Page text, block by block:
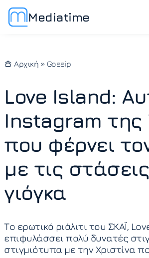
Mediatime
Αρχική » Gossip
Love Island:
Instagram της
που φέρνει
με τις
γιόγκα
Το ερωτικό ριάλιτι του ΣΚΑΪ,
επιφυλάσσει πολύ δυνατές
στιγμιότυπα με την Χριστίνα